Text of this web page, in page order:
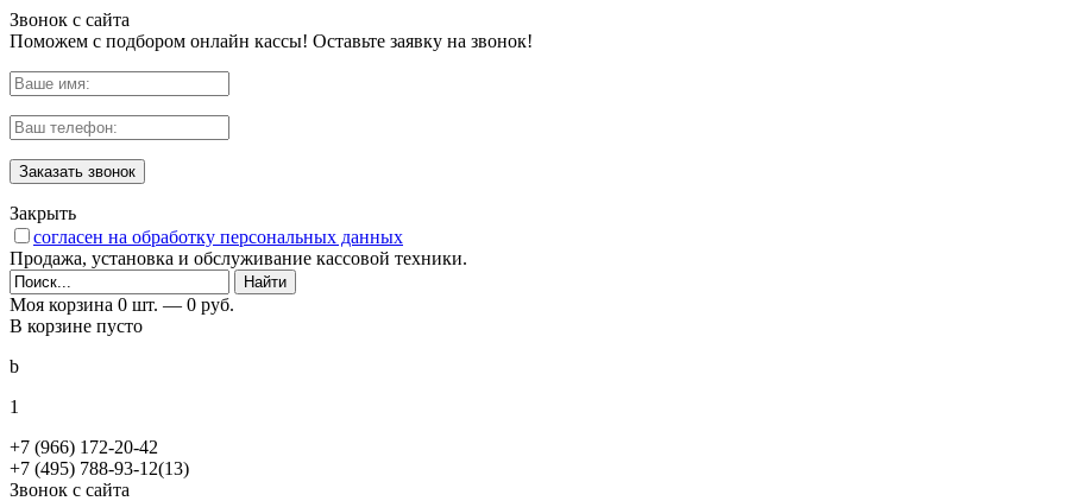
Звонок с сайта
Поможем с подбором онлайн кассы! Оставьте заявку на звонок!
Заказать звонок
Закрыть
согласен на обработку персональных данных
Продажа, установка и обслуживание кассовой техники.
Моя корзина 0 шт. — 0 руб.
В корзине пусто
b
1
+7 (966) 172-20-42
+7 (495) 788-93-12(13)
Звонок с сайта